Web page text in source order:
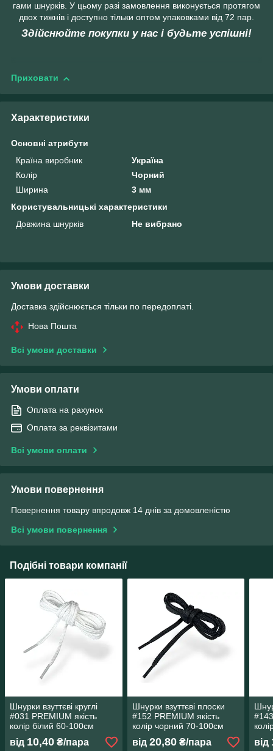
гами шнурків. У цьому разі замовлення виконується протягом
двох тижнів і доступно тільки оптом упаковками від 72 пар.
Здійснюйте покупки у нас і будьте успішні!
Приховати
Характеристики
Основні атрибути
Країна виробник
Україна
Колір
Чорний
Ширина
3 мм
Користувальницькі характеристики
Довжина шнурків
Не вибрано
Умови доставки
Доставка здійснюється тільки по передоплаті.
Нова Пошта
Всі умови доставки
Умови оплати
Оплата на рахунок
Оплата за реквізитами
Всі умови оплати
Умови повернення
Повернення товару впродовж 14 днів за домовленістю
Всі умови повернення
Подібні товари компанії
Шнурки взуттєві круглі
#031 PREMIUM якість
колір білий 60-100см
від 10,40 ₴/пара
Шнурки взуттєві плоски
#152 PREMIUM якість
колір чорний 70-100см
від 20,80₴/пара від